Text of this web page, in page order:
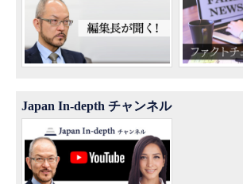
Japan In-depth チャンネル